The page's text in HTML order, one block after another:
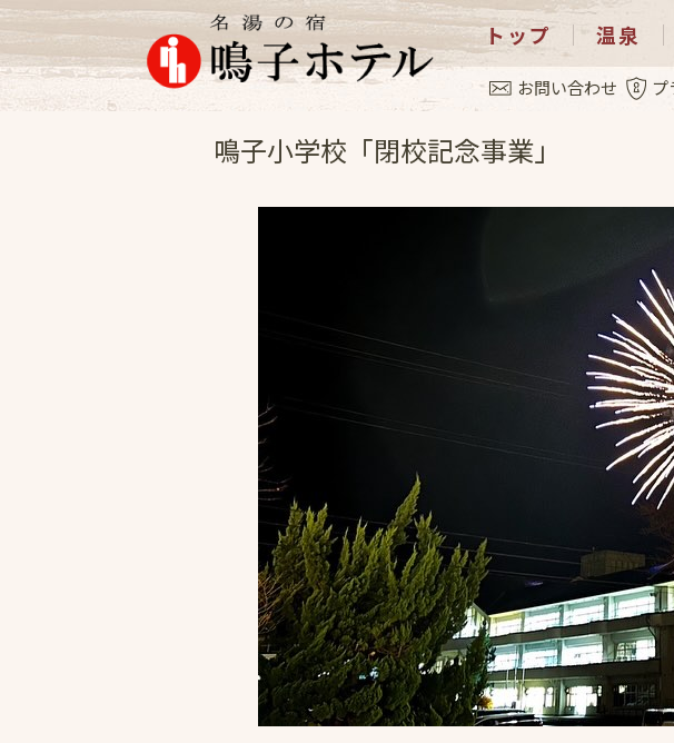
トップ 温泉
お問い合わせ
女将日記 2024.11.22
鳴子小学校「閉校記念事業」